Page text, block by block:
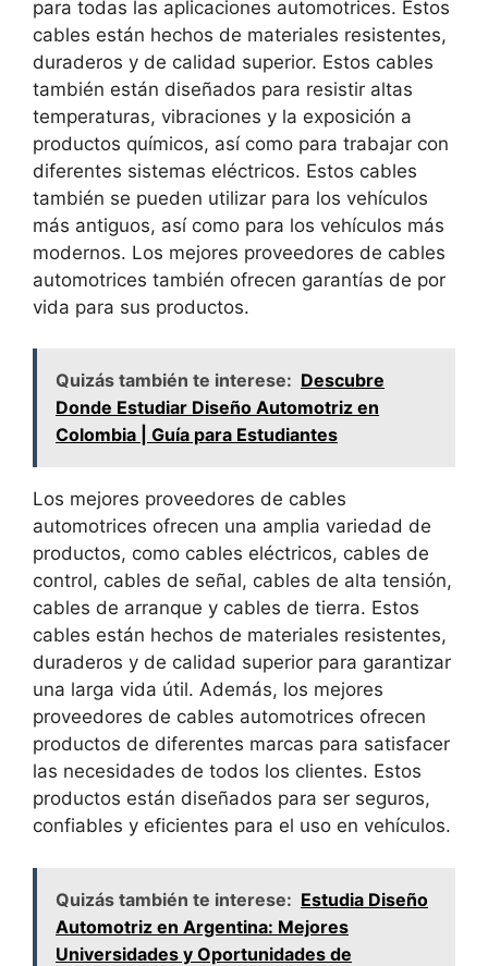
para todas las aplicaciones automotrices. Estos
cables están hechos de materiales resistentes,
duraderos y de calidad superior. Estos cables
también están diseñados para resistir altas
temperaturas, vibraciones y la exposición a
productos químicos, así como para trabajar con
diferentes sistemas eléctricos. Estos cables
también se pueden utilizar para los vehículos
más antiguos, así como para los vehículos más
modernos. Los mejores proveedores de cables
automotrices también ofrecen garantías de por
vida para sus productos.
Quizás también te interese: Descubre
Donde Estudiar Diseño Automotriz en
Colombia | Guía para Estudiantes
Los mejores proveedores de cables
automotrices ofrecen una amplia variedad de
productos, como cables eléctricos, cables de
control, cables de señal, cables de alta tensión,
cables de arranque y cables de tierra. Estos
cables están hechos de materiales resistentes,
duraderos y de calidad superior para garantizar
una larga vida útil. Además, los mejores
proveedores de cables automotrices ofrecen
productos de diferentes marcas para satisfacer
las necesidades de todos los clientes. Estos
productos están diseñados para ser seguros,
confiables y eficientes para el uso en vehículos.
Quizás también te interese: Estudia Diseño
Automotriz en Argentina: Mejores
Universidades y Oportunidades de